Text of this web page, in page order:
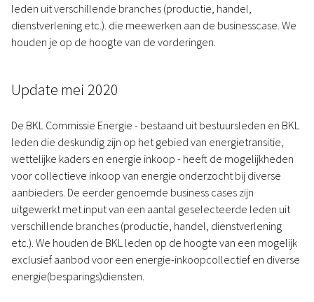
leden uit verschillende branches (productie, handel,
dienstverlening etc.). die meewerken aan de businesscase. We
houden je op de hoogte van de vorderingen.
Update mei 2020
De BKL Commissie Energie - bestaand uit bestuursleden en BKL
leden die deskundig zijn op het gebied van energietransitie,
wettelijke kaders en energie inkoop - heeft de mogelijkheden
voor collectieve inkoop van energie onderzocht bij diverse
aanbieders. De eerder genoemde business cases zijn
uitgewerkt met input van een aantal geselecteerde leden uit
verschillende branches (productie, handel, dienstverlening
etc.). We houden de BKL leden op de hoogte van een mogelijk
exclusief aanbod voor een energie-inkoopcollectief en diverse
energie(besparings)diensten.